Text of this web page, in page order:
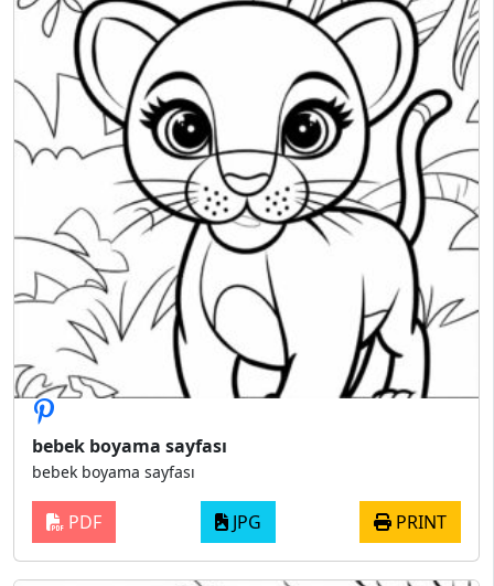
bebek boyama sayfası
bebek boyama sayfası
PDF JPG PRINT